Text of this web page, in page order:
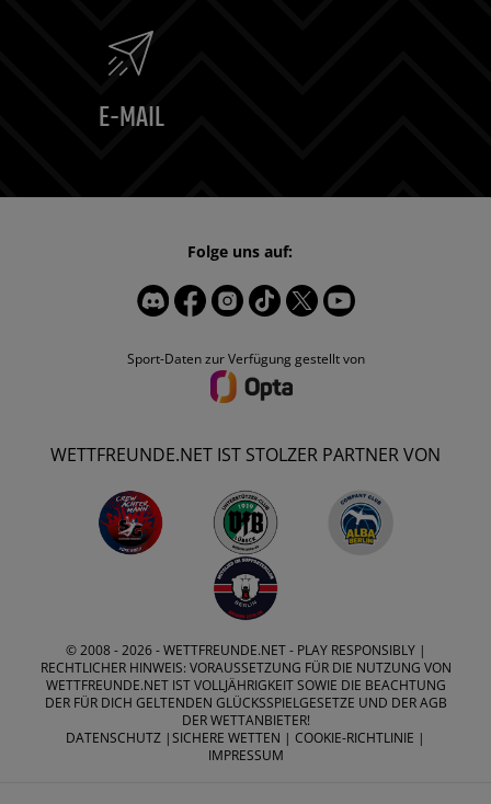
E-MAIL
Sport-Daten zur Verfügung gestellt von
Folge uns auf:
WETTFREUNDE.NET IST STOLZER PARTNER VON
© 2008 - 2026 -WETTFREUNDE.NET- PLAY RESPONSIBLY |
RECHTLICHER HINWEIS: VORAUSSETZUNG FÜR DIE NUTZUNG VON
WETTFREUNDE.NET IST VOLLJÄHRIGKEIT SOWIE DIE BEACHTUNG
DER FÜR DICH GELTENDEN GLÜCKSSPIELGESETZE UND DER AGB
DER WETTANBIETER!
DATENSCHUTZ |SICHERE WETTEN | COOKIE-RICHTLINIE |
IMPRESSUM